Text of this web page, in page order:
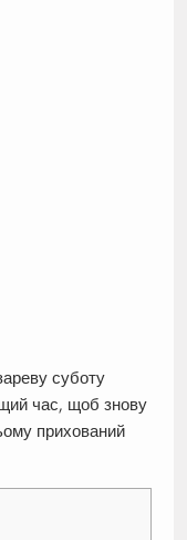
суботу
час, щоб знову
прихований